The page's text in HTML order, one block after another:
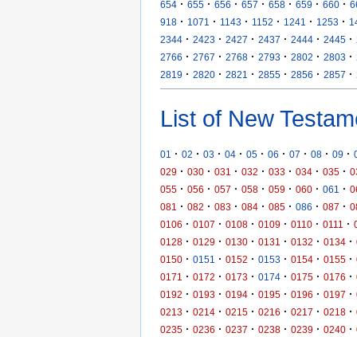
654 · 655 · 656 · 657 · 658 · 659 · 660 ·
918 · 1071 · 1143 · 1152 · 1241 · 1253 ·
2344 · 2423 · 2427 · 2437 · 2444 · 2445 ·
2766 · 2767 · 2768 · 2793 · 2802 · 2803 ·
2819 · 2820 · 2821 · 2855 · 2856 · 2857 ·
List of New
01 · 02 · 03 · 04 · 05 · 06 · 07 · 08 · 09 ·
029 · 030 · 031 · 032 · 033 · 034 · 035 ·
055 · 056 · 057 · 058 · 059 · 060 · 061 ·
081
· 082 · 083 · 084 · 085 · 086 · 087 ·
0106 · 0107 · 0108 · 0109 · 0110 · 0111 ·
0128 · 0129 · 0130 · 0131 · 0132 · 0134 ·
0150 · 0151 · 0152 · 0153 · 0154 · 0155 ·
0171
· 0172 · 0173 · 0174 · 0175 · 0176 ·
0192 · 0193 · 0194 · 0195 · 0196 · 0197 ·
0213 · 0214 · 0215 · 0216 · 0217 · 0218 ·
0235 · 0236 · 0237 · 0238 · 0239 · 0240 ·